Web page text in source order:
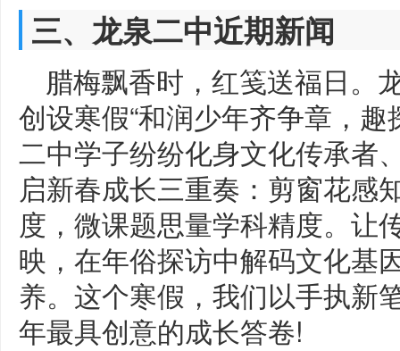
三、龙泉二中近期新闻
腊梅飘香时，红笺送福日。
创设寒假“和润少年齐争章，
二中学子纷纷化身文化传承者
启新春成长三重奏：剪窗花感
度，微课题思量学科精度。让
映，在年俗探访中解码文化基
养。这个寒假，我们以手执新
年最具创意的成长答卷!